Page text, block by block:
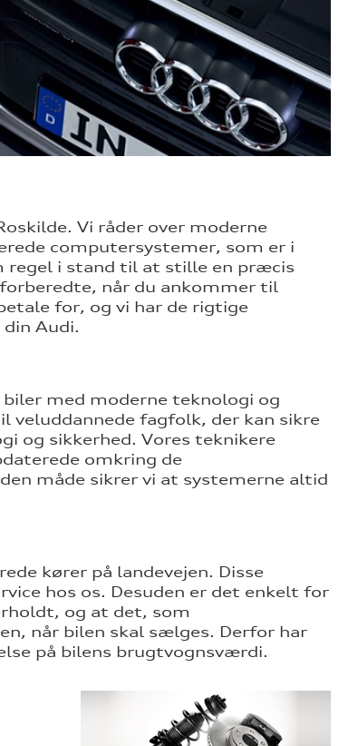
Vi råder over moderne
computersystemer, som er i
regel i stand til at stille en præcis
når du ankommer til
for, og vi har de rigtige
Audi.
med moderne teknologi og
veluddannede fagfolk, der kan sikre
og sikkerhed. Vores teknikere
omkring de
måde sikrer vi at systemerne altid
kører på landevejen. Disse
hos os. Desuden er det enkelt for
og at det, som
når bilen skal sælges. Derfor har
på bilens brugtvognsværdi.